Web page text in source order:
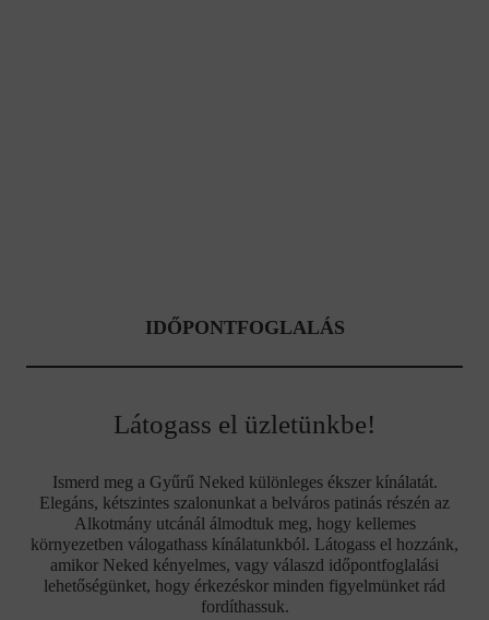
IDŐPONTFOGLALÁS
Látogass el üzletünkbe!
Ismerd meg a Gyűrű Neked különleges ékszer kínálatát.
Elegáns, kétszintes szalonunkat a belváros patinás részén az
Alkotmány utcánál álmodtuk meg, hogy kellemes
környezetben válogathass kínálatunkból. Látogass el hozzánk,
amikor Neked kényelmes, vagy válaszd időpontfoglalási
lehetőségünket, hogy érkezéskor minden figyelmünket rád
fordíthassuk.